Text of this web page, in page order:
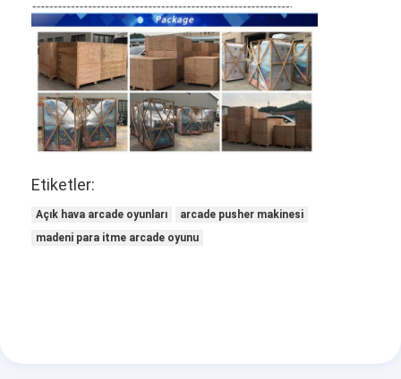
Kalite Kontrolü
Bizimle İletişim
Haberler
Bir İndirim İste
Oyuncak Pençeler Makinesi
Etiketler:
Açık hava arcade oyunları
arcade pusher makinesi
madeni para itme arcade oyunu